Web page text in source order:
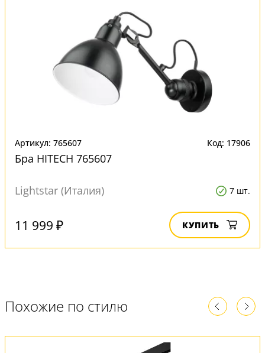
Артикул: 765607 Код: 17906
Бра HITECH 765607
Lightstar (Италия) 7 шт.
11 999 ₽ КУПИТЬ
Похожие по стилю